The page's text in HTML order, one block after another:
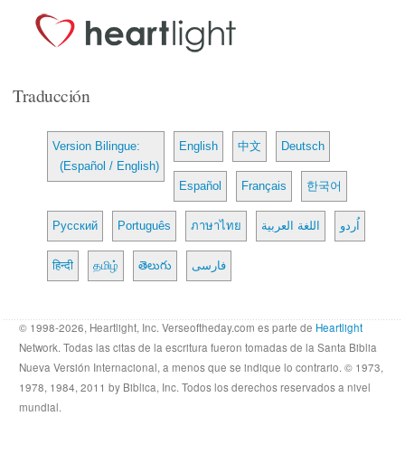
Traducción
Version Bilingue:
(Español / English)
English 中文 Deutsch
Español Français 한국어
Русский Português ภาษาไทย اللغة العربية اُردو
हिन्दी தமிழ் తెలుగు فارسی
© 1998-2026, Heartlight, Inc. Verseoftheday.com es parte de Heartlight
Network. Todas las citas de la escritura fueron tomadas de la Santa Biblia
Nueva Versión Internacional, a menos que se indique lo contrario. © 1973,
1978, 1984, 2011 by Biblica, Inc. Todos los derechos reservados a nivel
mundial.